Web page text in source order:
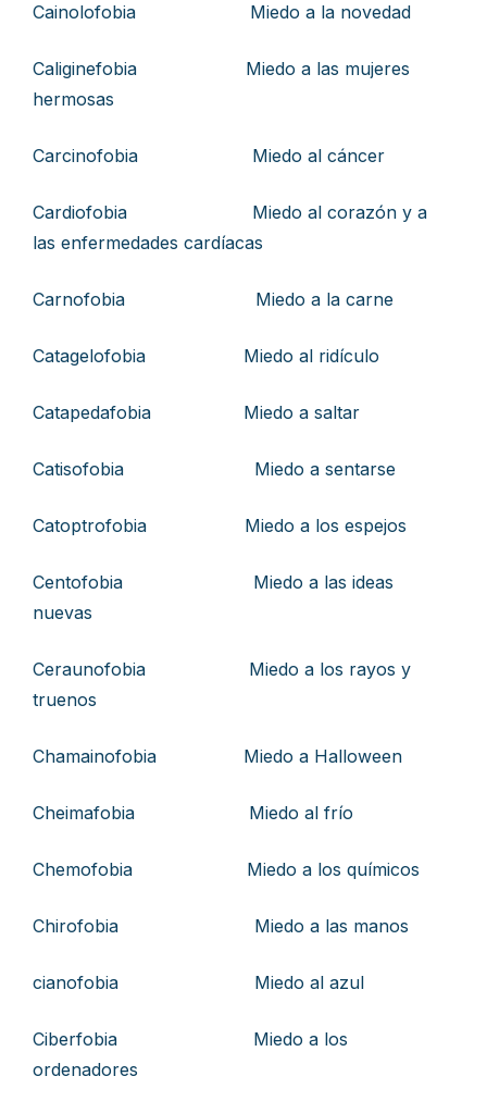
Cainolofobia Miedo a la novedad
Caliginefobia Miedo a las mujeres
hermosas
Carcinofobia Miedo al cáncer
Cardiofobia Miedo al corazón y a
las enfermedades cardíacas
Carnofobia Miedo a la carne
Catagelofobia Miedo al ridículo
Catapedafobia Miedo a saltar
Catisofobia Miedo a sentarse
Catoptrofobia Miedo a los espejos
Centofobia Miedo a las ideas
nuevas
Ceraunofobia Miedo a los rayos y
truenos
Chamainofobia Miedo a Halloween
Cheimafobia Miedo al frío
Chemofobia Miedo a los químicos
Chirofobia Miedo a las manos
cianofobia Miedo al azul
Ciberfobia Miedo a los
ordenadores